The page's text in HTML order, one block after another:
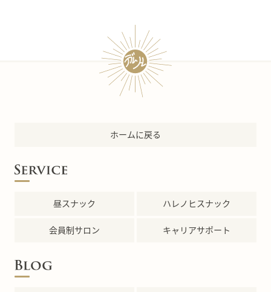
ホームに戻る
昼スナック ハレノヒスナック
会員制サロン キャリアサポート